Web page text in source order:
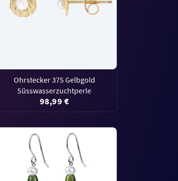
Ohrstecker 375 Gelbgold
Süsswasserzuchtperle
98,99 €